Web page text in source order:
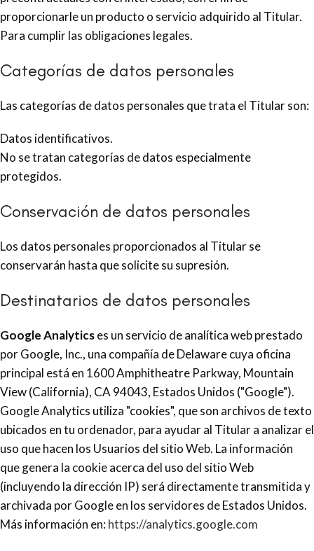
proporcionarle un producto o servicio adquirido al Titular.
Para cumplir las obligaciones legales.
Categorías de datos personales
Las categorías de datos personales que trata el Titular son:
Datos identificativos.
No se tratan categorías de datos especialmente
protegidos.
Conservación de datos personales
Los datos personales proporcionados al Titular se
conservarán hasta que solicite su supresión.
Destinatarios de datos personales
Google Analyticses un servicio de analítica web prestado
por Google, Inc., una compañía de Delaware cuya oficina
principal está en 1600 Amphitheatre Parkway, Mountain
View (California), CA 94043, Estados Unidos ("Google").
Google Analytics utiliza "cookies", que son archivos de texto
ubicados en tu ordenador, para ayudar al Titular a analizar el
uso que hacen los Usuarios del sitio Web. La información
que genera la cookie acerca del uso del sitio Web
(incluyendo la dirección IP) será directamente transmitida y
archivada por Google en los servidores de Estados Unidos.
Más información en:https://analytics.google.com